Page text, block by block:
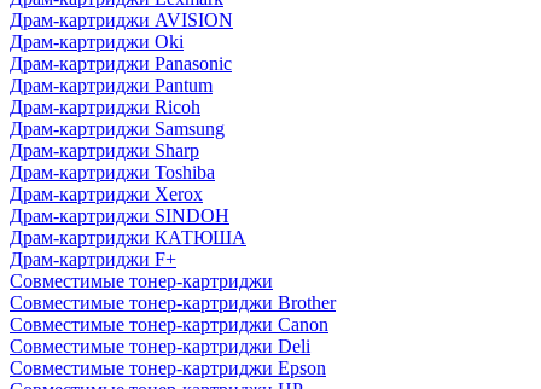
Драм-картриджи AVISION
Драм-картриджи Oki
Драм-картриджи Panasonic
Драм-картриджи Pantum
Драм-картриджи Ricoh
Драм-картриджи Samsung
Драм-картриджи Sharp
Драм-картриджи Toshiba
Драм-картриджи Xerox
Драм-картриджи SINDOH
Драм-картриджи КАТЮША
Драм-картриджи F+
Совместимые тонер-картриджи
Совместимые тонер-картриджи Brother
Совместимые тонер-картриджи Canon
Совместимые тонер-картриджи Deli
Совместимые тонер-картриджи Epson